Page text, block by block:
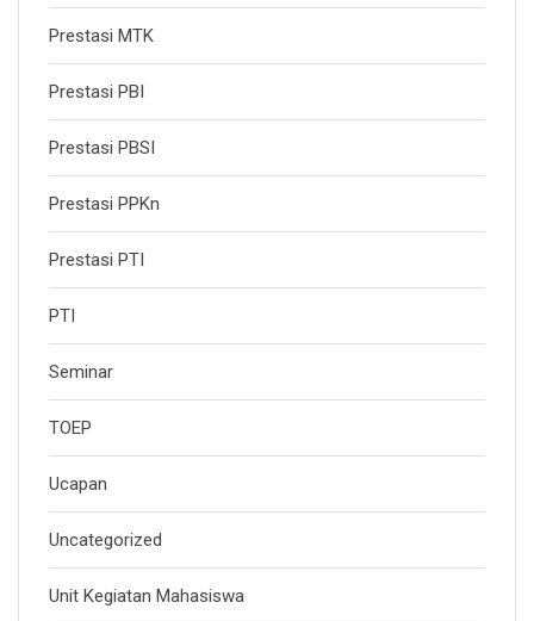
Prestasi MTK
Prestasi PBI
Prestasi PBSI
Prestasi PPKn
Prestasi PTI
PTI
Seminar
TOEP
Ucapan
Uncategorized
Unit Kegiatan Mahasiswa